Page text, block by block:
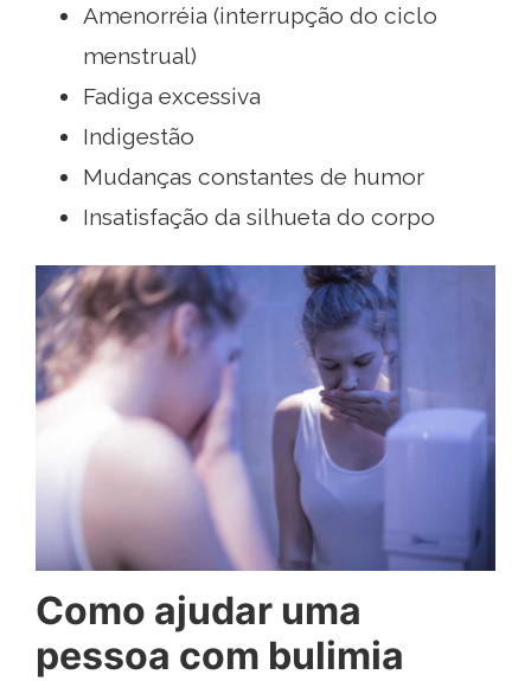
Amenorréia (interrupção do ciclo
menstrual)
Fadiga excessiva
Indigestão
Mudanças constantes de humor
Insatisfação da silhueta do corpo
Como ajudar uma
pessoa com bulimia